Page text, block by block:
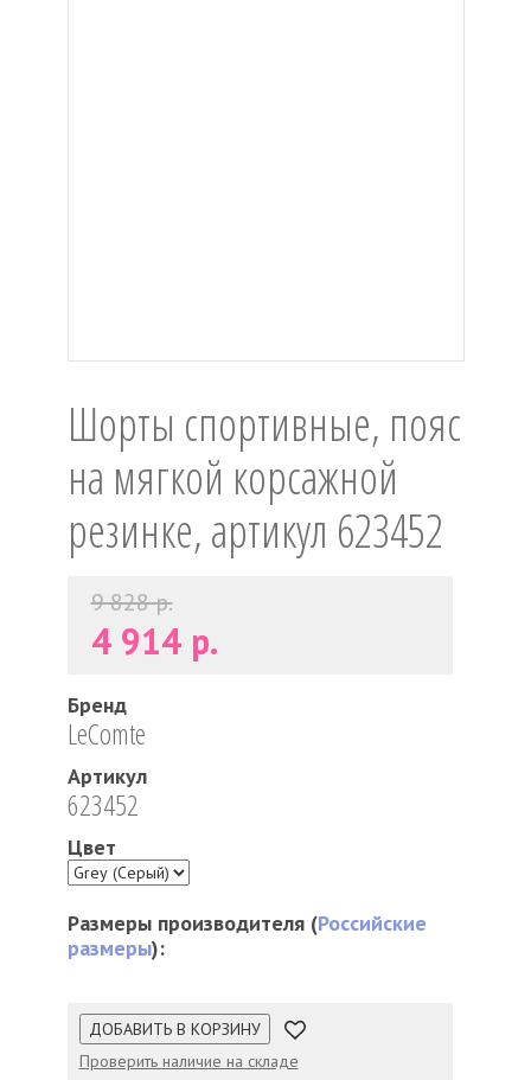
Шорты спортивные, пояс
на мягкой корсажной
резинке, артикул 623452
9 828 р.
4 914 р.
Бренд
LeComte
Артикул
623452
Цвет
Размеры производителя (Российские
размеры):
ДОБАВИТЬ В КОРЗИНУ
Проверить наличие на складе